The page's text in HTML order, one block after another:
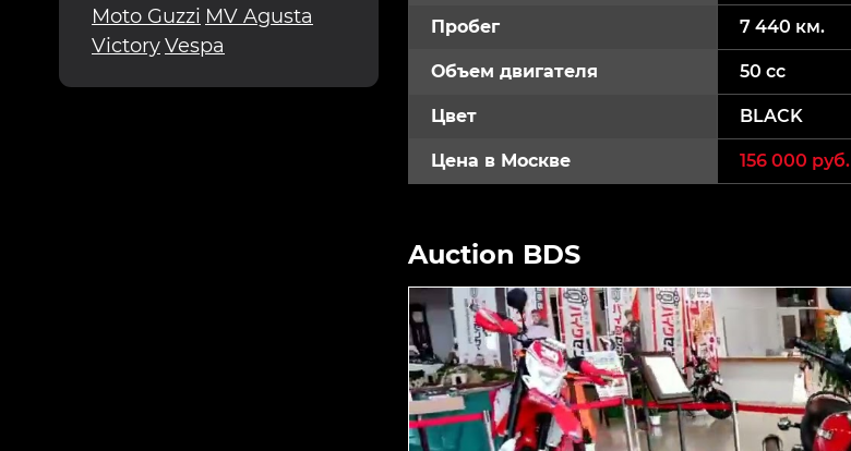
Moto Guzzi MV Agusta
VictoryVespa
Пробег 7 440 км.
Объем двигателя 50 cc
Цвет BLACK
Цена в Москве 156 000 руб.
Auction BDS